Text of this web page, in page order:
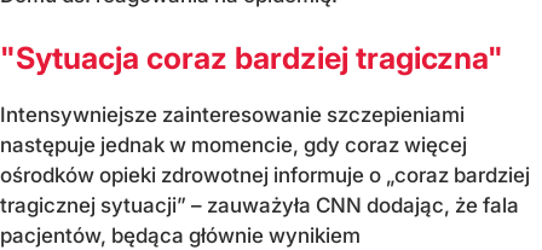
"Sytuacja coraz bardziej tragiczna"
Intensywniejsze zainteresowanie szczepieniami
następuje jednak w momencie, gdy coraz więcej
ośrodków opieki zdrowotnej informuje o „coraz bardziej
tragicznej sytuacji” – zauważyła CNN dodając, że fala
pacjentów, będąca głównie wynikiem